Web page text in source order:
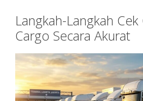
Langkah-Langkah
Cargo Secara Akurat